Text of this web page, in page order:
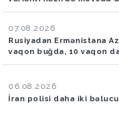
07.08.2026
Rusiyadan Ermənistana
vaqon buğda, 10 vaqon
06.08.2026
İran polisi daha iki